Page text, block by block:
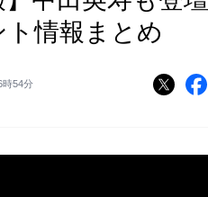
情報まとめ
時54分